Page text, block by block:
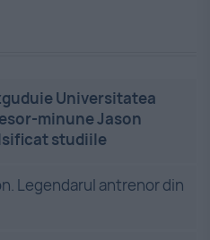
Universitatea
minune Jason
studiile
Legendarul antrenor din